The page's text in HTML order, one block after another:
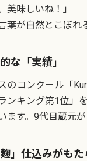
美味しいね！」
葉が自然とこぼれ
な「実績」
のコンクール「
ンキング第1位」
ます。9代目蔵元
麹」仕込みがも